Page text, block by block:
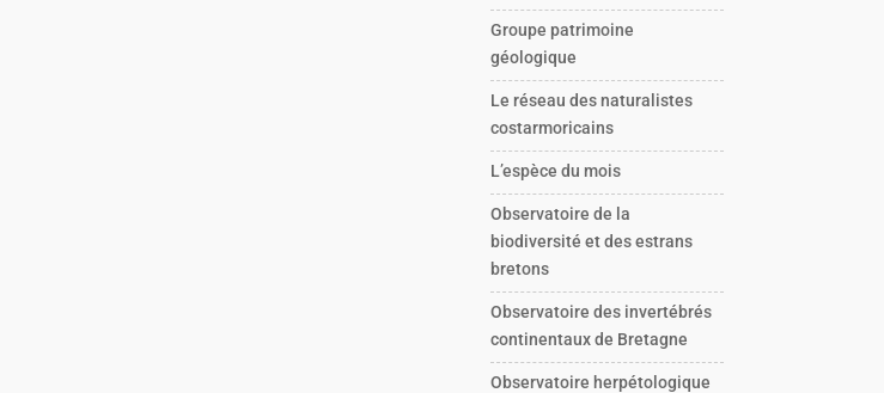
Groupe patrimoine
géologique
Le réseau des naturalistes
costarmoricains
L’espèce du mois
Observatoire de la
biodiversité et des estrans
bretons
Observatoire des invertébrés
continentaux de Bretagne
Observatoire herpétologique